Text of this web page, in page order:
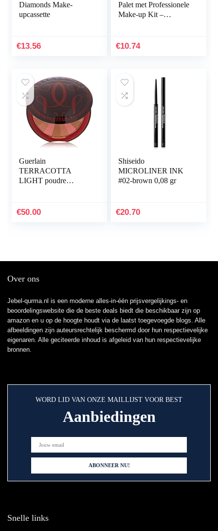
Diamonds Make-
upcassette
€13.56
Palet met Professionele
Make-up Kit –
Highlighter Palet…
€10.74
Guerlain
TERRACOTTA
LIGHT poudre
€50.00
Shiseido
MICROLINER INK
#02-brown 0,08 gr
€20.70
Over ons
Jebel-qurma.nl is een moderne alles-in-één prijsvergelijkings- en
beoordelingswebsite die de beste deals biedt die beschikbaar zijn op
amazon en u op de hoogte houdt via de laatst toegevoegde blogs. Alle
afbeeldingen zijn auteursrechtelijk beschermd door hun respectievelijke
eigenaren. Alle geciteerde inhoud is afgeleid van hun respectievelijke
bronnen.
WORD LID VAN ONZE MAILLIJST VOOR BEST
Aanbiedingen
Snelle links